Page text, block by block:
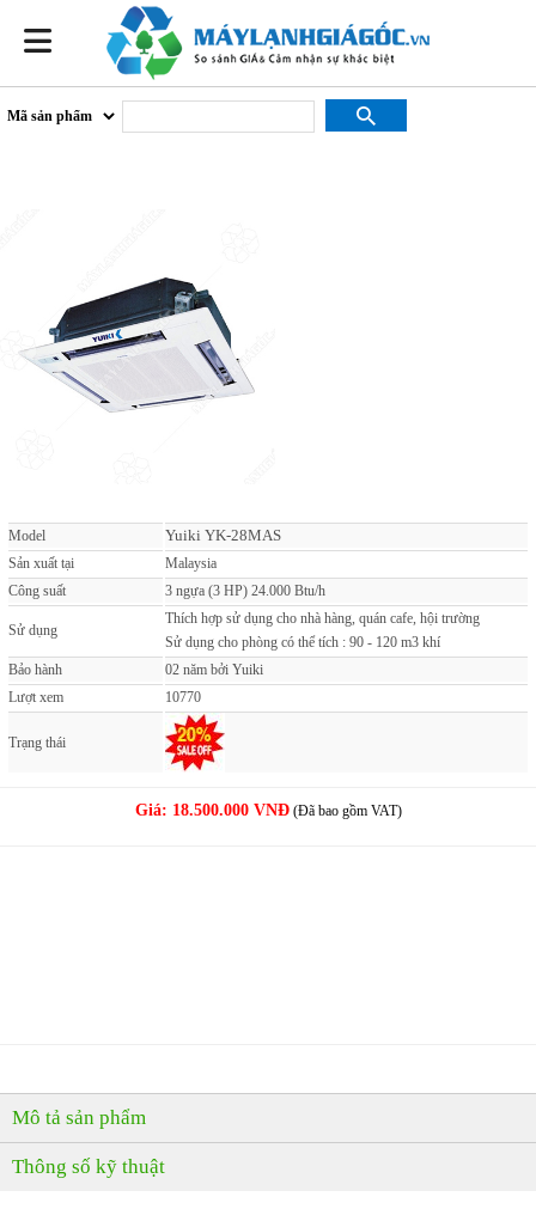
Model Yuiki YK-28MAS
Sản xuất tại
Malaysia
Công suất
3 ngựa (3 HP) 24.000 Btu/h
Sử dụng
Thích hợp sử dụng cho nhà hàng, quán cafe, hội trường
Sử dụng cho phòng có thể tích : 90 - 120 m3 khí
Bảo hành
02 năm bởi Yuiki
Lượt xem
10770
Trạng thái
Giá: 18.500.000 VNĐ(Đã bao gồm VAT)
Mô tả sản phẩm
Thông số kỹ thuật